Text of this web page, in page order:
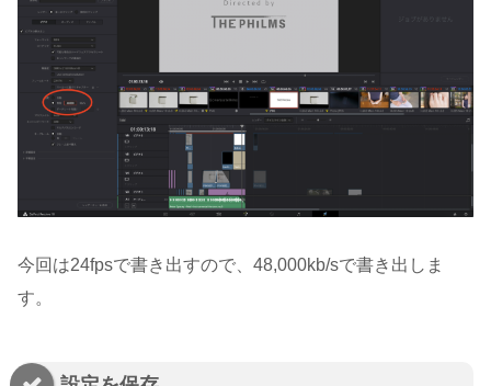
今回は24fpsで書き出すので、48,000kb/sで書き出しま
す。